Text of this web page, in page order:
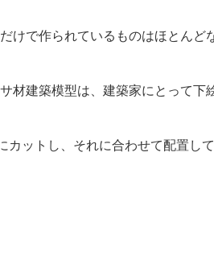
で作られているものはほとんど
材建築模型は、建築家にとって下
ットし、それに合わせて配置し